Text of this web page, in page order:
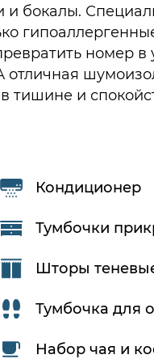
и бокалы.
номер в
отличная
тишине и
Кондиционер
Тумбочки
Шторы
Тумбочка для
Набор чая и